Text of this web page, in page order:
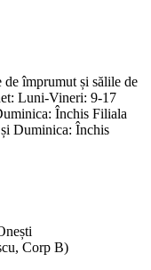
împrumut și sălile de
Luni-Vineri: 9-17
Închis Filiala
Duminica: Închis
Corp B)